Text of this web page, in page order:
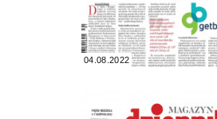
04.08.2022